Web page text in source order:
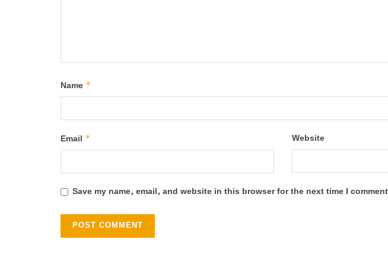
Name *
Email * Website
Save my name, email, and website in this browser for the next time I